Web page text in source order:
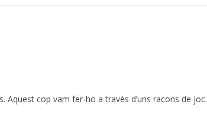
Aquest cop vam fer-ho a través d’uns racons de joc.